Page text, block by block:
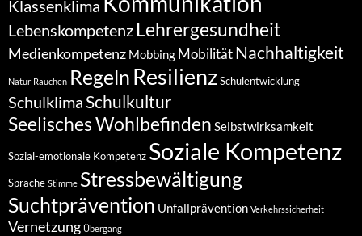
Klassenklima
Lebenskompetenz Lehrergesundheit
Medienkompetenz Mobbing MobilitätNachhaltigkeit
Natur Rauchen Regeln ResilienzSchulentwicklung
Schulklima Schulkultur
Seelisches Wohlbefinden Selbstwirksamkeit
Sozial-emotionale Kompetenz Soziale Kompetenz
Sprache Stimme Stressbewältigung
Suchtprävention Unfallprävention Verkehrssicherheit
Vernetzung Übergang